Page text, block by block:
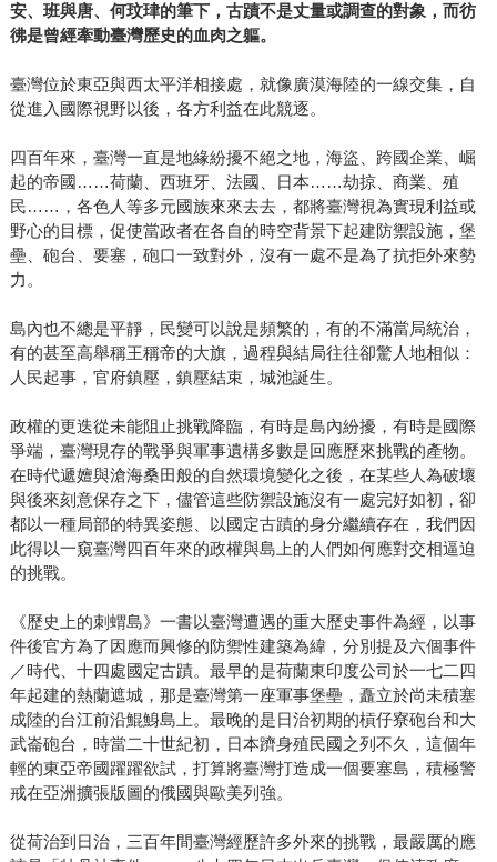
安、班與唐、何玟珒的筆下，古蹟不是丈量或調查的對象，而彷
彿是曾經牽動臺灣歷史的血肉之軀。
臺灣位於東亞與西太平洋相接處，就像廣漠海陸的一線交集，自
從進入國際視野以後，各方利益在此競逐。
四百年來，臺灣一直是地緣紛擾不絕之地，海盜、跨國企業、崛
起的帝國……荷蘭、西班牙、法國、日本……劫掠、商業、殖
民……，各色人等多元國族來來去去，都將臺灣視為實現利益或
野心的目標，促使當政者在各自的時空背景下起建防禦設施，堡
壘、砲台、要塞，砲口一致對外，沒有一處不是為了抗拒外來勢
力。
島內也不總是平靜，民變可以說是頻繁的，有的不滿當局統治，
有的甚至高舉稱王稱帝的大旗，過程與結局往往卻驚人地相似：
人民起事，官府鎮壓，鎮壓結束，城池誕生。
政權的更迭從未能阻止挑戰降臨，有時是島內紛擾，有時是國際
爭端，臺灣現存的戰爭與軍事遺構多數是回應歷來挑戰的產物。
在時代遞嬗與滄海桑田般的自然環境變化之後，在某些人為破壞
與後來刻意保存之下，儘管這些防禦設施沒有一處完好如初，卻
都以一種局部的特異姿態、以國定古蹟的身分繼續存在，我們因
此得以一窺臺灣四百年來的政權與島上的人們如何應對交相逼迫
的挑戰。
《歷史上的刺蝟島》一書以臺灣遭遇的重大歷史事件為經，以事
件後官方為了因應而興修的防禦性建築為緯，分別提及六個事件
／時代、十四處國定古蹟。最早的是荷蘭東印度公司於一七二四
年起建的熱蘭遮城，那是臺灣第一座軍事堡壘，矗立於尚未積塞
成陸的台江前沿鯤鯓島上。最晚的是日治初期的槓仔寮砲台和大
武崙砲台，時當二十世紀初，日本躋身殖民國之列不久，這個年
輕的東亞帝國躍躍欲試，打算將臺灣打造成一個要塞島，積極警
戒在亞洲擴張版圖的俄國與歐美列強。
從荷治到日治，三百年間臺灣經歷許多外來的挑戰，最嚴厲的應